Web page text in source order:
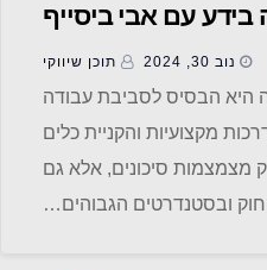
עם אבי ביסייף
נוב 30, 2024 תוכן שיווקי
היא הבסיס לסביבת עבודה
מקצועיות והקניית כלים
מצמצמות סיכונים, אלא גם
ובסטנדרטים הגבוהים…